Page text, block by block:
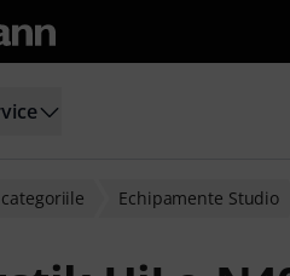
Echipamente Studio